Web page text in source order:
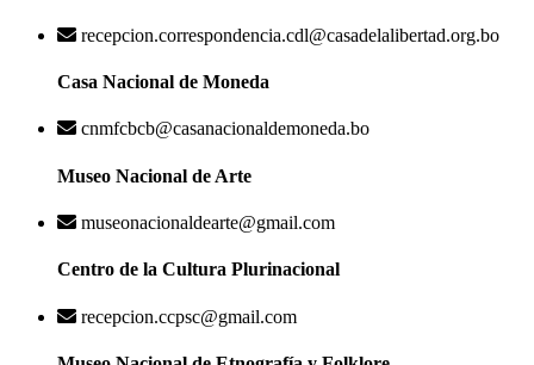
recepcion.correspondencia.cdl@casadelalibertad.org.bo
Casa Nacional de Moneda
cnmfcbcb@casanacionaldemoneda.bo
Museo Nacional de Arte
museonacionaldearte@gmail.com
Centro de la Cultura Plurinacional
recepcion.ccpsc@gmail.com